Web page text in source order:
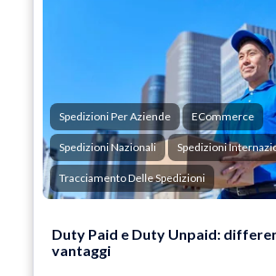
Spedizioni Per Aziende ECommerce
Spedizioni Nazionali Spedizioni
Tracciamento Delle Spedizioni
Duty Paid e Duty Unpaid:
vantaggi